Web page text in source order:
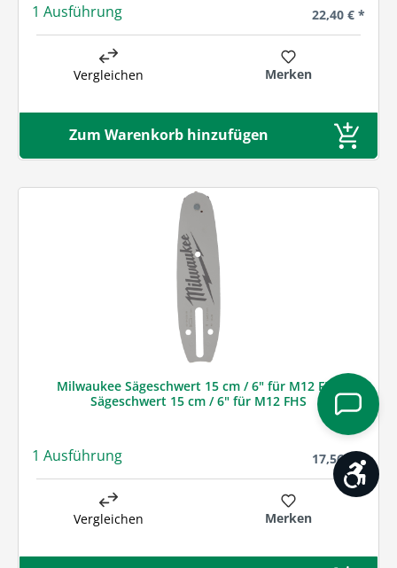
1 Ausführung Regulärer
22,40 € *
Vergleichen Merken
Zum Warenkorb hinzufügen
Milwaukee Sägeschwert 15 cm / 6" für M12 FHS
Sägeschwert 15 cm / 6" für M12 FHS
1 Ausführung Regulärer
17,56 € *
Vergleichen Merken